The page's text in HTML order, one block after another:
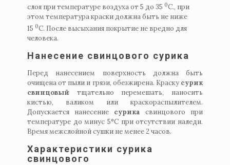
слоя при температуре воздуха от 5 до 35 0С., при
этом температура краски должна быть не ниже
15 0С. После высыхания покрытие не вредно для
человека.
Нанесение свинцового сурика
Перед нанесением поверхность должна быть
очищена от пыли и грязи, обезжирена. Краску сурик
свинцовый тщательно перемешать, наносить
кистью, валиком или краскораспылителем.
Допускается нанесение сурика свинцового при
температуре до минус 5°C при отсутствии наледи.
Время межслойной сушки не менее 2 часов.
Характеристики сурика
свинцового